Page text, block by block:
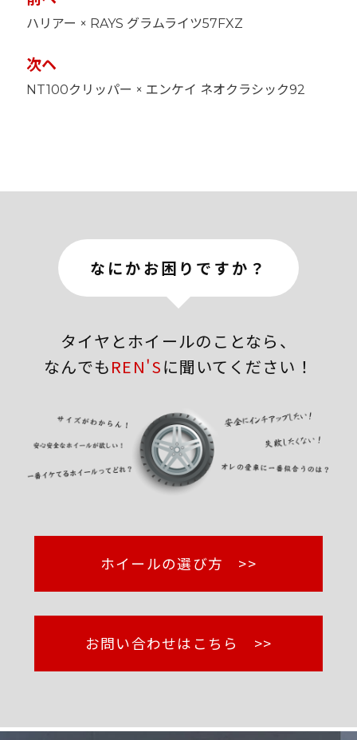
稿
ナ
ゲ
ー
シ
ハリアー × RAYS グラムライツ57FXZ
次ヘ
NT100クリッパー × エンケイ ネオクラシック92
なにかお困りですか？
タイヤとホイールのことなら、
なんでもREN'Sに聞いてください！
ホイールの選び方 >>
お問い合わせはこちら >>